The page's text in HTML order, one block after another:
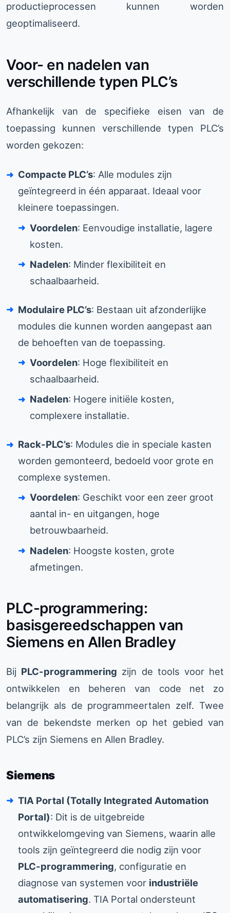
productieprocessen kunnen worden
geoptimaliseerd.
Voor- en nadelen van
verschillende typen PLC’s
Afhankelijk van de specifieke eisen van de
toepassing kunnen verschillende typen PLC’s
worden gekozen:
Compacte PLC’s: Alle modules zijn
geïntegreerd in één apparaat. Ideaal voor
kleinere toepassingen.
Voordelen: Eenvoudige installatie, lagere
kosten.
Nadelen: Minder flexibiliteit en
schaalbaarheid.
Modulaire PLC’s: Bestaan uit afzonderlijke
modules die kunnen worden aangepast aan
de behoeften van de toepassing.
Voordelen: Hoge flexibiliteit en
schaalbaarheid.
Nadelen: Hogere initiële kosten,
complexere installatie.
Rack-PLC’s: Modules die in speciale kasten
worden gemonteerd, bedoeld voor grote en
complexe systemen.
Voordelen: Geschikt voor een zeer groot
aantal in- en uitgangen, hoge
betrouwbaarheid.
Nadelen: Hoogste kosten, grote
afmetingen.
PLC-programmering:
basisgereedschappen van
Siemens en Allen Bradley
Bij PLC-programmering zijn de tools voor het
ontwikkelen en beheren van code net zo
belangrijk als de programmeertalen zelf. Twee
van de bekendste merken op het gebied van
PLC’s zijn Siemens en Allen Bradley.
Siemens
TIA Portal (Totally Integrated Automation
Portal): Dit is de uitgebreide
ontwikkelomgeving van Siemens, waarin alle
tools zijn geïntegreerd die nodig zijn voor
PLC-programmering, configuratie en
diagnose van systemen voor industriële
automatisering. TIA Portal ondersteunt